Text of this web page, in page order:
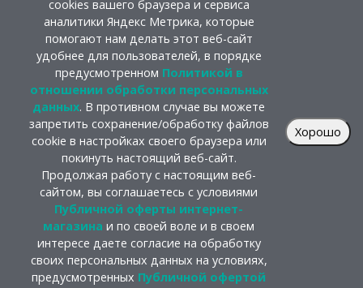
cookies вашего браузера и сервиса
аналитики Яндекс Метрика, которые
помогают нам делать этот веб-сайт
удобнее для пользователей, в порядке
предусмотренном Политикой в
отношении обработки персональных
данных. В противном случае вы можете
запретить сохранение/обработку файлов
cookie в настройках своего браузера или
покинуть настоящий веб-сайт.
Продолжая работу с настоящим веб-
сайтом, вы соглашаетесь с условиями
Публичной оферты интернет-
магазина и по своей воле и в своем
интересе даете согласие на обработку
своих персональных данных на условиях,
предусмотренных Публичной офертой
Хорошо